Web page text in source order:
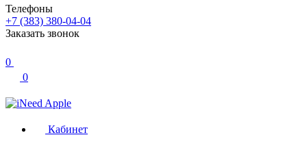
Телефоны
+7 (383) 380-04-04
Заказать звонок
0
0
Кабинет